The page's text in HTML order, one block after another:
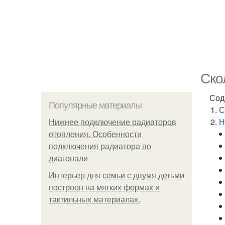
Популярные материалы
Нижнее подключение радиаторов
отопления. Особенности
подключения радиатора по
диагонали
Интерьер для семьи с двумя детьми
построен на мягких формах и
тактильных материалах.